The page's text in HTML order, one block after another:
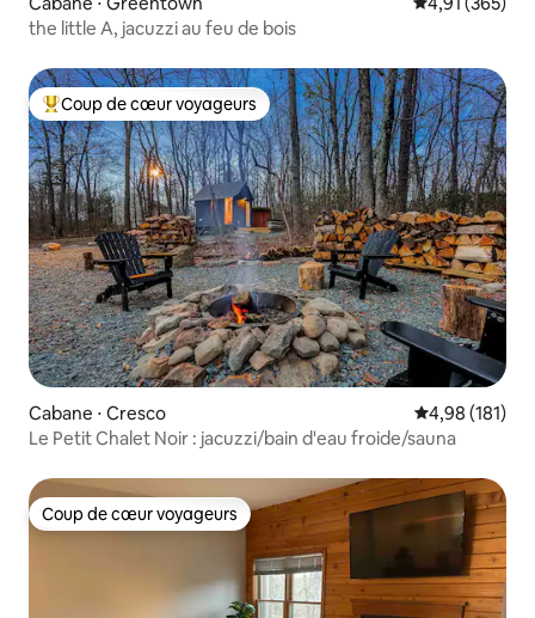
the little A, jacuzzi au feu de bois
Coups de cœur voyageurs les plus appréciés
Coup de cœur voyageurs
Cabane ⋅ Cresco Évaluation
4,98 (181)
Le Petit Chalet Noir : jacuzzi/bain d'eau froide/sauna
Coup de cœur voyageurs
Coup de cœur voyageurs